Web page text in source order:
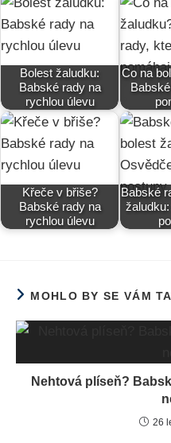
Bolest žaludku:
Babské rady na
rychlou úlevu
Co na
Křeče v břiše?
Babské rady na
rychlou úlevu
Babské
MOHLO BY SE VÁM
Nehtová plíseň?
26